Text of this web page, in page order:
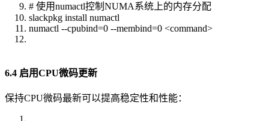
# 使用numactl控制NUMA系统上的内存分配
slackpkg install numactl
numactl --cpubind=0 --membind=0 <command>
6.4 启用CPU微码更新
保持CPU微码最新可以提高稳定性和性能：